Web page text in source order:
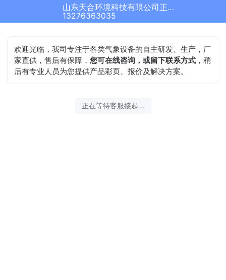
山东天合环境科技有限公司正在为您服务
13276363035
欢迎光临，我司专注于各类气象设备的自主研发、生产，厂
家直供，售后有保障，您可在线咨询，或留下联系方式 ，稍
后有专业人员为您提供产品彩页、报价及解决方案。
正在等待客服接起...